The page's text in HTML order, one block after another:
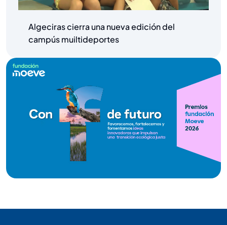
Algeciras cierra una nueva edición del
campús muiltideportes